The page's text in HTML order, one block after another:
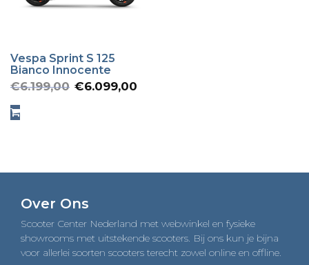
Vespa Sprint S 125
Bianco Innocente
€6.199,00 Oorspronkelijke
€6.099,00
Over Ons
Scooter Center Nederland met webwinkel en fysieke
showrooms met uitstekende scooters. Bij ons kun je bijna
voor allerlei soorten scooters terecht zowel online en offline.